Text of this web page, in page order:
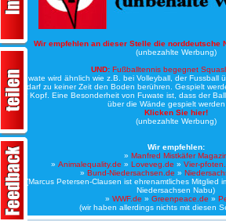
Wir empfehlen an dieser Stelle die norddeutsche
(unbezahlte Werbung)
UND: Fußballtennis begegnet
Bei Fuwate wird ähnlich wie z.B. bei Volleyball, der Fussball
Ball darf zu keiner Zeit den Boden berühren. Gespielt
oder Kopf. Eine Besonderheit von Fuwate ist, dass der
über die Wände gespielt
Klicken Sie hier!
(unbezahlte Werbung)
Wir empfehlen:
» Manfred Mistkäfer
» Animalequality.de » Loveveg.de » Vier-
» Bund-Niedersachsen.de »
(Marcus Petersen-Clausen ist ehrenamtliches Mitglied
Niedersachsen Nabu)
» WWF.de » Greenpeace.de »
(wir haben allerdings nichts mit diesen